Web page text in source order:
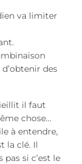
va limiter
des
il faut
chose…
à entendre,
la clé. Il
pas si c’est le